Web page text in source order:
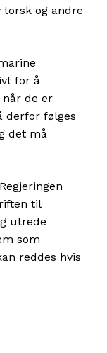
torsk og andre
for å
når de er
derfor følges
det må
til
utrede
som
reddes hvis